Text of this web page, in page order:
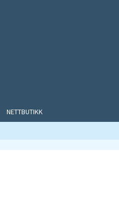
NETTBUTIKK